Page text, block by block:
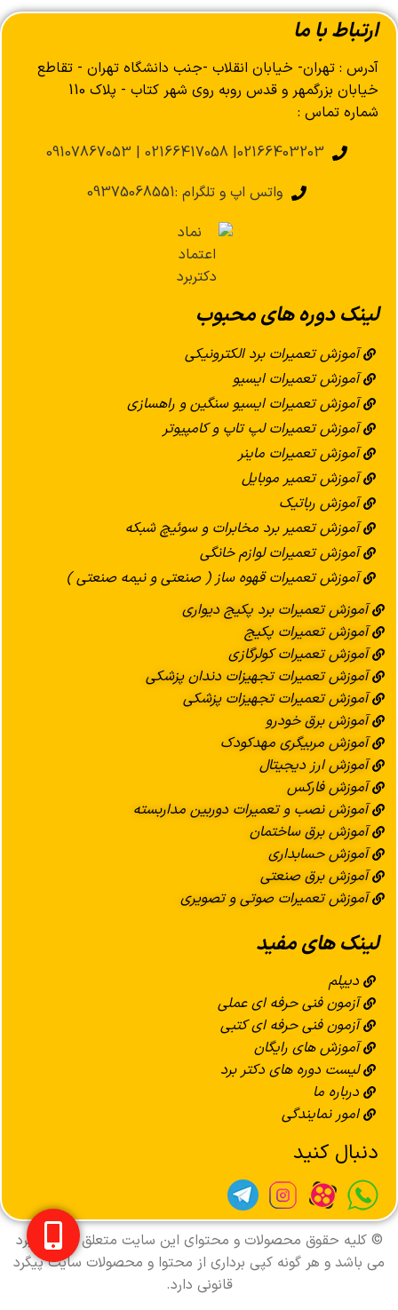
ارتباط با ما
آدرس : تهران- خیابان انقلاب -جنب دانشگاه تهران - تقاطع
خیابان بزرگمهر و قدس روبه روی شهر کتاب - پلاک 110
شماره تماس :
02166403203| 02166417058 | 09107867053
واتس اپ و تلگرام :09375068551
لینک دوره های محبوب
آموزش تعمیرات برد الکترونیکی
آموزش تعمیرات ایسیو
آموزش تعمیرات ایسیو سنگین و راهسازی
آموزش تعمیرات لپ تاپ و کامپیوتر
آموزش تعمیرات ماینر
آموزش تعمیر موبایل
آموزش رباتیک
آموزش تعمیر برد مخابرات و سوئیچ شبکه
آموزش تعمیرات لوازم خانگی
آموزش تعمیرات قهوه ساز ( صنعتی و نیمه صنعتی )
آموزش تعمیرات برد پکیج دیواری
آموزش تعمیرات پکیج
آموزش تعمیرات کولرگازی
آموزش تعمیرات تجهیزات دندان پزشکی
آموزش تعمیرات تجهیزات پزشکی
آموزش برق خودرو
آموزش مربیگری مهدکودک
آموزش ارز دیجیتال
آموزش فارکس
آموزش نصب و تعمیرات دوربین مداربسته
آموزش برق ساختمان
آموزش حسابداری
آموزش برق صنعتی
آموزش تعمیرات صوتی و تصویری
لینک های مفید
دیپلم
آزمون فنی حرفه ای عملی
آزمون فنی حرفه ای کتبی
آموزش های رایگان
لیست دوره های دکتر برد
درباره ما
امور نمایندگی
دنبال کنید
© کليه حقوق محصولات و محتوای اين سایت متعلق به دکتر برد
می باشد و هر گونه کپی برداری از محتوا و محصولات سایت پیگرد
قانونی دارد.